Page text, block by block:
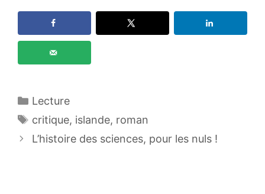
Catégories
Lecture
Étiquettes
critique, islande, roman
L’histoire des sciences, pour les nuls !